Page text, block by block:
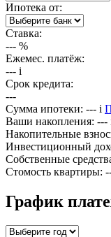
Ипотека от:
Ставка:
--- %
Ежемес. платёж:
--- i
Срок кредита:
---
Сумма ипотеки: --- i
Ваши накопления: ---
Накопительные
Инвестиционный
Собственные
Стомость квартиры:
График